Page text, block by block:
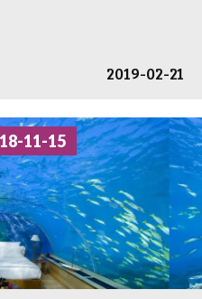
2019-02-21
11-15